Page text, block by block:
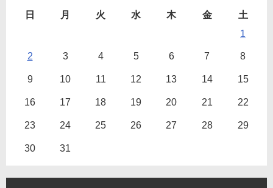
日 月 火 水 木 金
土
1
2 3 4 5 6 7 8
9 10 11 12 13 14 15
16 17 18 19 20 21 22
23 24 25 26 27 28 29
30 31